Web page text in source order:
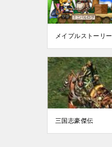
メイプルストーリー
三国志豪傑伝